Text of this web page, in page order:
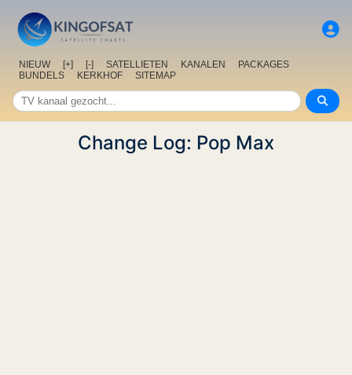
NIEUW [+] [-] SATELLIETEN KANALEN
PACKAGES
BUNDELS
KERKHOF SITEMAP
Change Log: Pop Max